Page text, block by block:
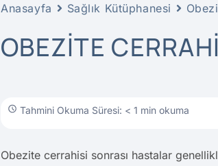
Anasayfa Sağlık Kütüphanesi
OBEZITE
Tahmini Okuma Süresi: < 1 min okuma
Obezite cerrahisi sonrası hastalar